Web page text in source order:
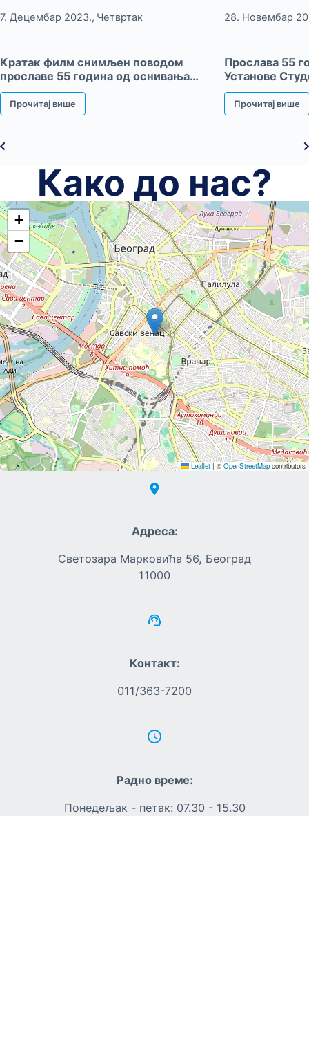
7. Децембар 2023. Четвртак
Кратак филм снимљен поводом
прославе 55 година од оснивања
Установе Студентски центар
„Београд”
Прочитај више
28. Новембар
Прослава 55
Установе
Прочитај више
Како до нас?
+
−
Leaflet | © OpenStreetMap contributors
Адреса:
Светозара Марковића 56, Београд
11000
Контакт:
011/363-7200
Радно време:
Понедељак - петак: 07.30 - 15.30